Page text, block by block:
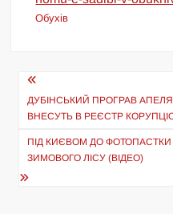
Обухів
Навігація
записів
ДУБІНСЬКИЙ ПРОГРАВ
ВНЕСУТЬ В РЕЄСТР
ПІД КИЄВОМ ДО
ЗИМОВОГО ЛІСУ (ВІДЕО)